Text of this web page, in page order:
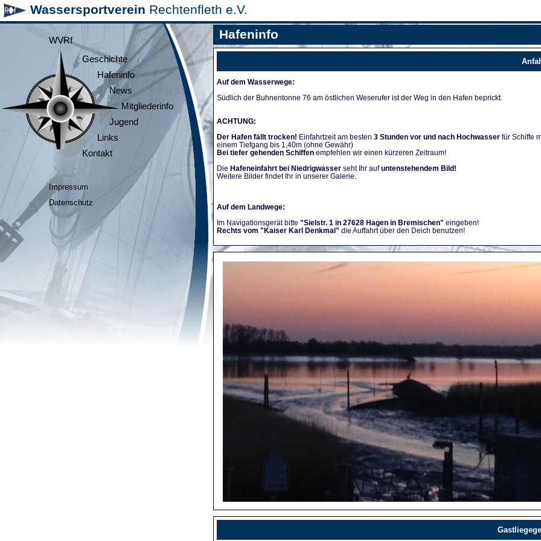
Wassersportverein Rechtenfleth e.V.
WVRf
Geschichte
Hafeninfo
News
Mitgliederinfo
Jugend
Links
Kontakt
Impressum
Datenschutz
Hafeninfo
Auf dem Wasserwege:
Südlich der Buhnentonne 76 am östlichen Weserufer ist der Weg in den Hafen beprickt.
ACHTUNG:
Der Hafen fällt trocken! Einfahrtzeit am besten 3 Stunden vor und nach Hochwasser für Schiffe
einem Tiefgang bis 1,40m (ohne Gewähr)
Bei tiefer gehenden Schiffen empfehlen wir einen kürzeren Zeitraum!
Die Hafeneinfahrt bei Niedrigwasser seht Ihr aufuntenstehendem Bild!
Weitere Bilder findet Ihr in unserer Galerie.
Auf dem Landwege:
Im Navigationsgerät bitte "Sielstr. 1 in 27628 Hagen in Bremischen" eingeben!
Rechts vom "Kaiser Karl Denkmal" die Auffahrt über den Deich benutzen!